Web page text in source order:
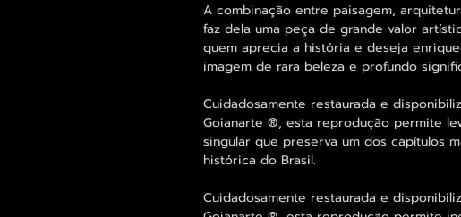
A combinação entre paisagem,
faz dela uma peça de grande valor
quem aprecia a história e deseja
imagem de rara beleza e profundo
Cuidadosamente restaurada e
Goianarte ®, esta reprodução permite
singular que preserva um dos capítulos
histórica do Brasil.
Cuidadosamente restaurada e